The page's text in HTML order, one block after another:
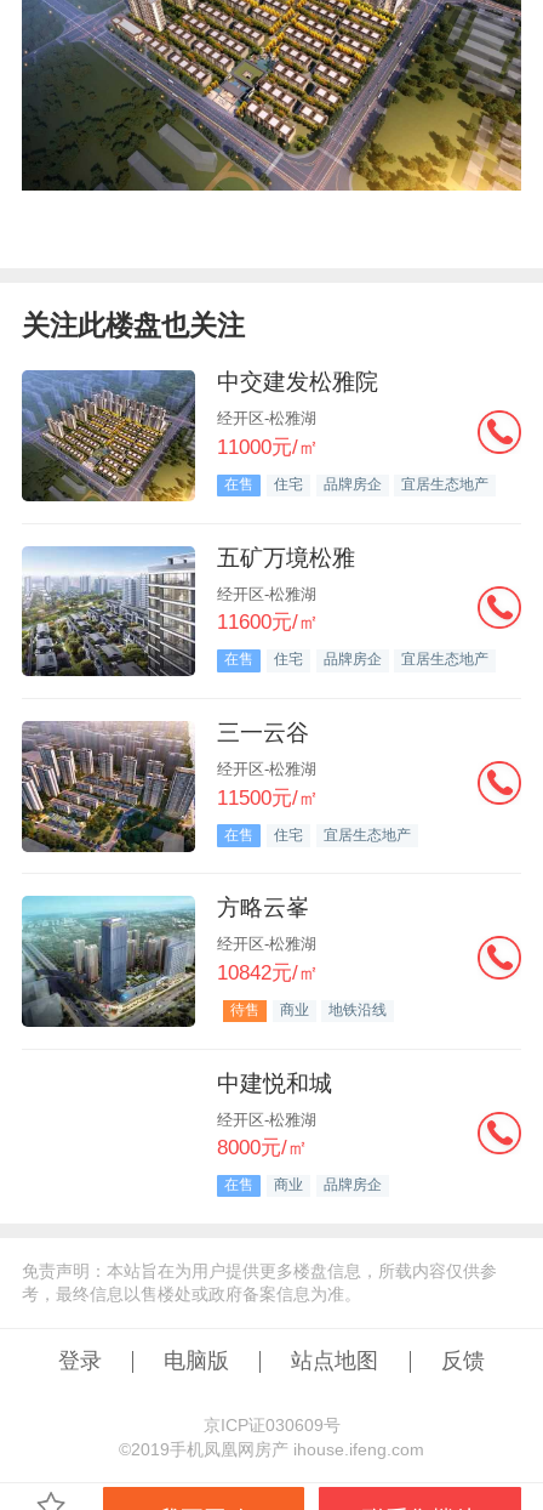
关注此楼盘也关注
中交建发松雅院
经开区-松雅湖
11000元/㎡
在售 住宅 品牌房企 宜居生态地产
五矿万境松雅
经开区-松雅湖
11600元/㎡
在售 住宅 品牌房企 宜居生态地产
三一云谷
经开区-松雅湖
11500元/㎡
在售 住宅 宜居生态地产
方略云峯
经开区-松雅湖
10842元/㎡
待售 商业 地铁沿线
中建悦和城
经开区-松雅湖
8000元/㎡
在售 商业 品牌房企
免责声明：本站旨在为用户提供更多楼盘信息，所载内容仅供参
考，最终信息以售楼处或政府备案信息为准。
登录 电脑版 站点地图 反馈
京ICP证030609号
©️2019手机凤凰网房产 ihouse.ifeng.com